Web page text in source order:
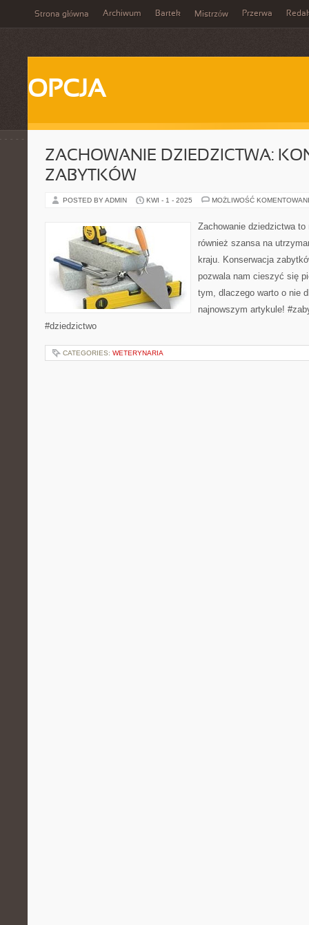
Strona główna Archiwum Bartek Mistrzów Przerwa
OPCJA
ZACHOWANIE DZIEDZICTWA:
ZABYTKÓW
POSTED BY ADMIN KWI - 1 - 2025 MOŻLIWOŚĆ
Zachowanie dziedzictwa
również szansa na
kraju. Konserwacja
pozwala nam cieszyć się
tym, dlaczego warto o nie
najnowszym artykule!
#dziedzictwo
CATEGORIES: WETERYNARIA